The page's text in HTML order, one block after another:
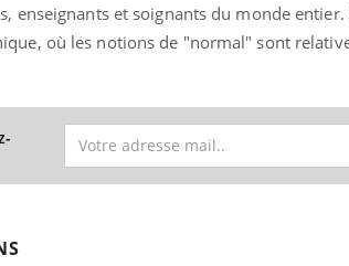
enseignants et soignants du monde
où les notions de "normal" sont